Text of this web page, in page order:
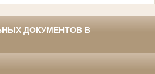
ДОКУМЕНТОВ В